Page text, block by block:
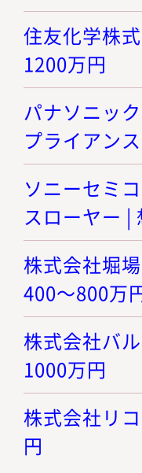
住友化学株
1200万円
パナソニッ
プライアン
ソニーセミ
スローヤー |
株式会社堀
400～800万
株式会社バ
1000万円
株式会社リ
円